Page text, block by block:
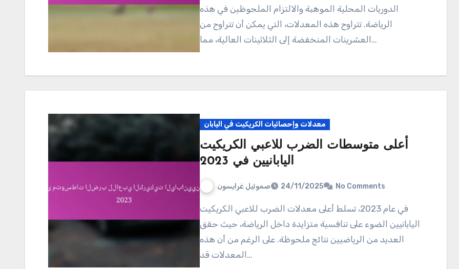
الدوريات المحلية الموهبة والالتزام الملحوظين في هذه
الرياضة. تتراوح هذه المعدلات، التي يمكن أن تتراوح من
العشرينات المنخفضة إلى الثلاثينات العالية، مما…
معدلات وإحصائيات الكريكيت في اليابان
أعلى متوسطات الضرب للاعبي الكريكيت
اليابانيين في 2023
صموئيل غرايسون 24/11/2025 No Comments
في عام 2023، تسلط أعلى معدلات الضرب للاعبي الكريكيت
اليابانيين الضوء على تنافسية متزايدة داخل الرياضة، حيث حقق
العديد من الرياضيين نتائج ملحوظة. على الرغم من أن هذه
المعدلات قد…